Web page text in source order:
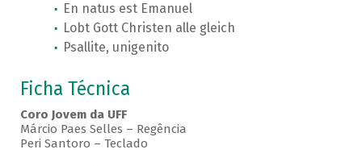
En natus est Emanuel
Lobt Gott Christen alle gleich
Psallite, unigenito
Ficha Técnica
Coro Jovem da UFF
Márcio Paes Selles – Regência
Peri Santoro – Teclado